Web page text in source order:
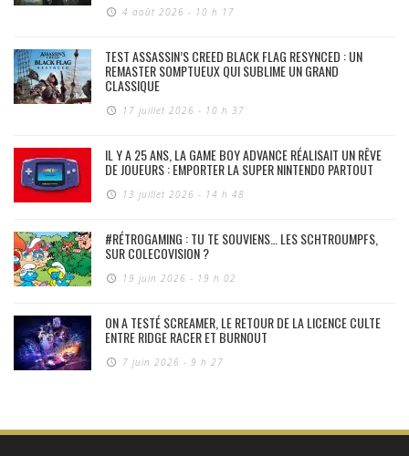
4 août 2026 - 10 h 17
TEST ASSASSIN’S CREED BLACK FLAG RESYNCED : UN
REMASTER SOMPTUEUX QUI SUBLIME UN GRAND
CLASSIQUE
17 juillet 2026 - 10 h 37
IL Y A 25 ANS, LA GAME BOY ADVANCE RÉALISAIT UN RÊVE
DE JOUEURS : EMPORTER LA SUPER NINTENDO PARTOUT
13 juillet 2026 - 14 h 48
#RÉTROGAMING : TU TE SOUVIENS… LES SCHTROUMPFS,
SUR COLECOVISION ?
19 juin 2026 - 19 h 02
ON A TESTÉ SCREAMER, LE RETOUR DE LA LICENCE CULTE
ENTRE RIDGE RACER ET BURNOUT
7 juin 2026 - 9 h 27